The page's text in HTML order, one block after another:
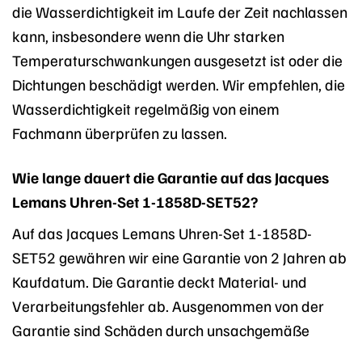
die Wasserdichtigkeit im Laufe der Zeit nachlassen
kann, insbesondere wenn die Uhr starken
Temperaturschwankungen ausgesetzt ist oder die
Dichtungen beschädigt werden. Wir empfehlen, die
Wasserdichtigkeit regelmäßig von einem
Fachmann überprüfen zu lassen.
Wie lange dauert die Garantie auf das Jacques
Lemans Uhren-Set 1-1858D-SET52?
Auf das Jacques Lemans Uhren-Set 1-1858D-
SET52 gewähren wir eine Garantie von 2 Jahren ab
Kaufdatum. Die Garantie deckt Material- und
Verarbeitungsfehler ab. Ausgenommen von der
Garantie sind Schäden durch unsachgemäße